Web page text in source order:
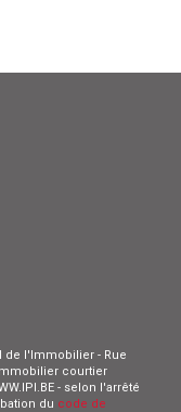
de l'Immobilier - Rue
courtier
- selon l'arrêté
du code de